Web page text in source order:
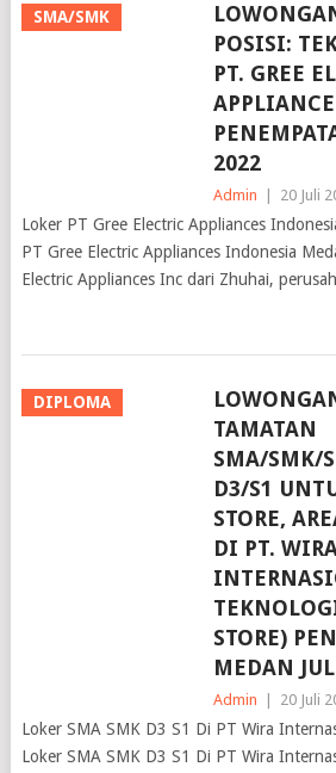
SMA/SMK
POSISI:
PT. GREE
2022
Admin 20 Juli
Loker PT Gree Electric Appliances
PT Gree Electric Appliances Indonesia
Electric Appliances Inc dari Zhuhai,
DIPLOMA
TAMATAN
SMA/SMK/
D3/S1
STORE,
DI PT.
STORE)
MEDAN
Admin 20 Juli
Loker SMA SMK D3 S1 Di PT Wira
Loker SMA SMK D3 S1 Di PT Wira